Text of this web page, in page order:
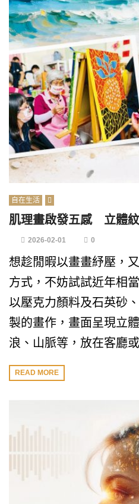
自在生活
肌理畫啟發五感 立體
2026-02-01 0
想趁閒暇以畫畫紓壓，
方式，不妨試試近年相
以壓克力顏料及石英砂
製的畫作，畫面呈現立
浪、山脈等，放在客廳
READ MORE